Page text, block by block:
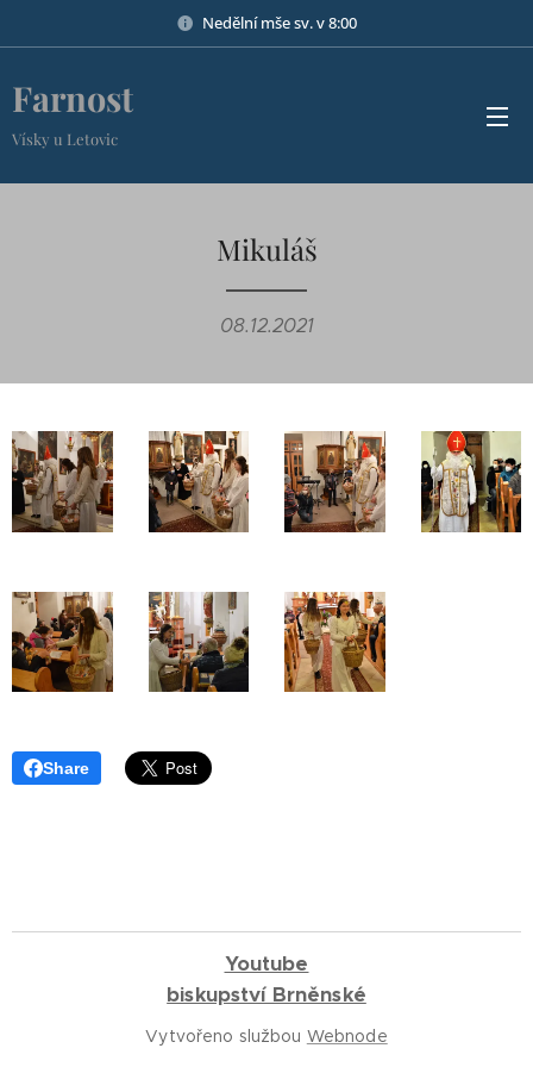
Nedělní mše sv. v 8:00
Farnost
Vísky u Letovic
Mikuláš
08.12.2021
Share
Youtube
biskupství Brněnské
Vytvořeno službou Webnode